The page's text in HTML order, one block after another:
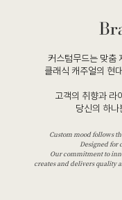
커스텀무드는 맞춤
클래식 캐주얼의 현
고객의 취향과 라
당신의 하나
Custom mood follows
Designed for
Our commitment to
creates and delivers quality